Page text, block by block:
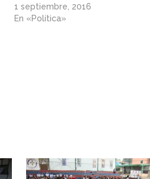
1 septiembre, 2016
En «Política»